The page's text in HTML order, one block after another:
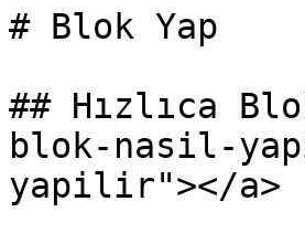
# Blok Yap
## Hızlıca
blok-nasil-
yapilir"></a>